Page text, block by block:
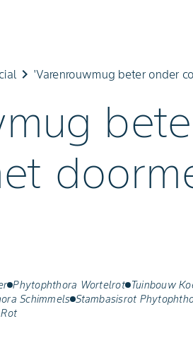
keyboard_arrow_right 'Varenrouwmug beter onder
Phytophthora Wortelrot Tuinbouw
Schimmels Stambasisrot